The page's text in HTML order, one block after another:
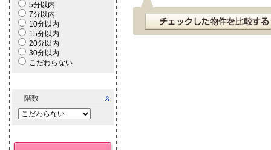
5分以内
7分以内
10分以内
15分以内
20分以内
30分以内
こだわらない
階数